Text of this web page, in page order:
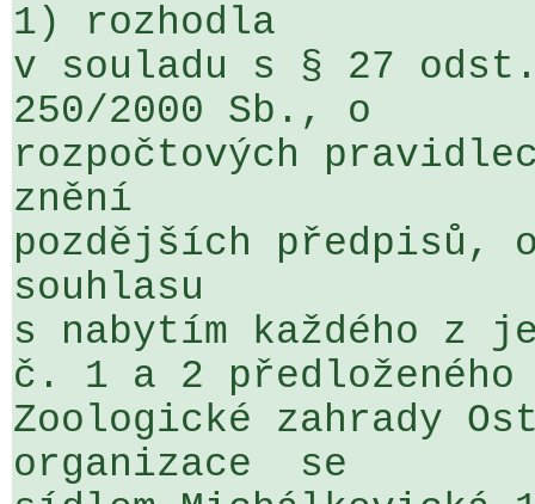
1) rozhodla
v souladu s § 27
250/2000 Sb., o
rozpočtových
znění
pozdějších předpisů,
souhlasu
s nabytím každého z
č. 1 a 2
Zoologické zahrady
organizace  se